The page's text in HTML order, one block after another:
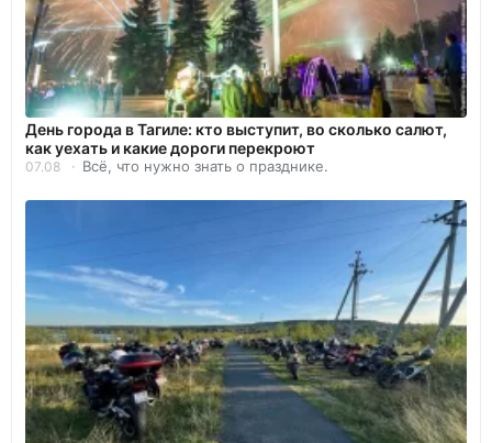
День города в Тагиле: кто выступит, во сколько салют,
как уехать и какие дороги перекроют
07.08 Всё, что нужно знать о празднике.